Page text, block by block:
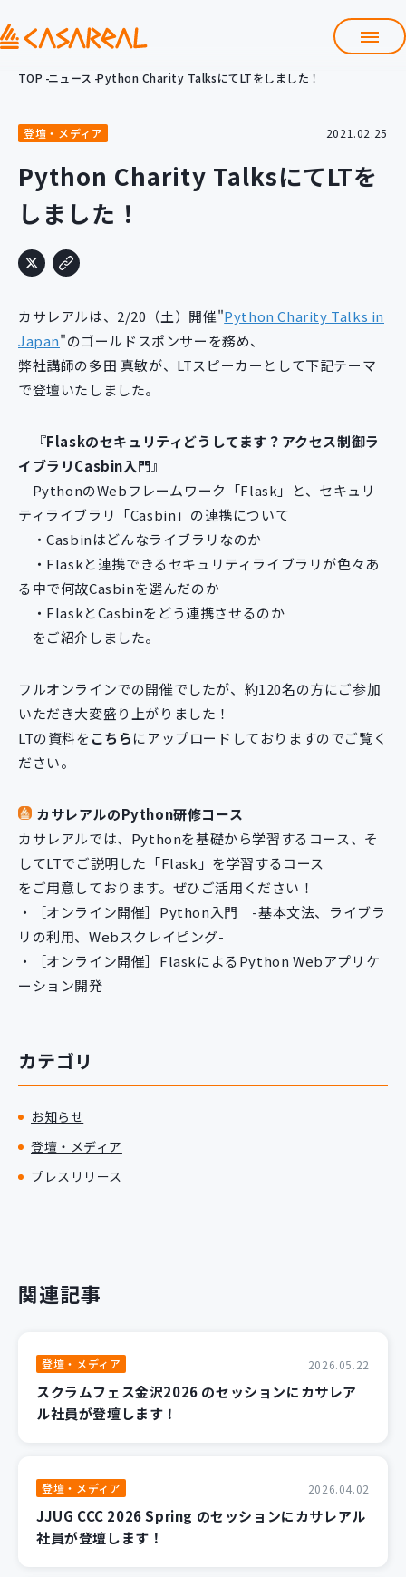
会社情報
サービス
プロダクト開発支援
クラウド導入支援
システム構築支援
研修サービス
定型コース 新入社員コース
カスタマイズコース 教材購入
パッケージ開発
導入事例
イベント・セミナー
ニュース
採用情報
Contact
TOP ニュース Python Charity TalksにてLTをしました！
登壇・メディア 2021.02.25
Python Charity TalksにてLTを
しました！
カサレアルは、2/20（土）開催"Python Charity Talks in
Japan"のゴールドスポンサーを務め、
弊社講師の多田 真敏が、LTスピーカーとして下記テーマ
で登壇いたしました。
『Flaskのセキュリティどうしてます？アクセス制御ラ
イブラリCasbin入門』
PythonのWebフレームワーク「Flask」と、セキュリ
ティライブラリ「Casbin」の連携について
・Casbinはどんなライブラリなのか
・Flaskと連携できるセキュリティライブラリが色々あ
る中で何故Casbinを選んだのか
・FlaskとCasbinをどう連携させるのか
をご紹介しました。
フルオンラインでの開催でしたが、約120名の方にご参加
いただき大変盛り上がりました！
LTの資料を こちらにアップロードしておりますのでご覧く
ださい。
カサレアルのPython研修コース
カサレアルでは、Pythonを基礎から学習するコース、そ
してLTでご説明した「Flask」を学習するコース
をご用意しております。ぜひご活用ください！
・［オンライン開催］Python入門 -基本文法、ライブラ
リの利用、Webスクレイピング-
・［オンライン開催］FlaskによるPython Webアプリケ
ーション開発
カテゴリ
お知らせ
登壇・メディア
プレスリリース
関連記事
登壇・メディア 2026.05.22
スクラムフェス金沢2026 のセッションにカサレア
ル社員が登壇します！
登壇・メディア 2026.04.02
JJUG CCC 2026 Spring のセッションにカサレアル
社員が登壇します！